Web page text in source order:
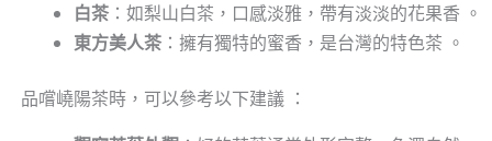
白茶：如梨山白茶，口感淡雅，帶有淡淡的花果香 。
東方美人茶：擁有獨特的蜜香，是台灣的特色茶 。
品嚐嶢陽茶時，可以參考以下建議 ：